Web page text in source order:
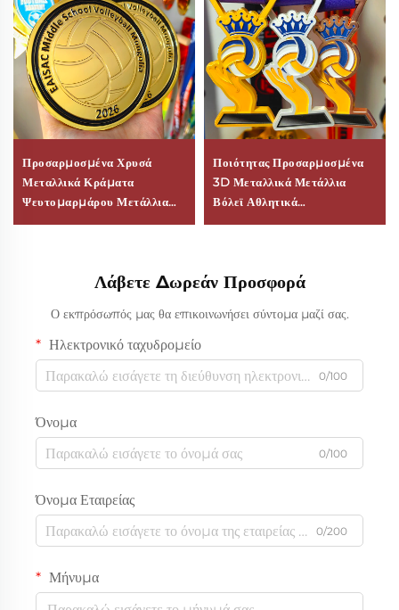
Προσαρμοσμένα Χρυσά
Μεταλλικά Κράματα
Ψευτομαρμάρου Μετάλλια
Λογότυπο Προσωποποίηση
Ποιότητας Προσαρμοσμένα
3D Μεταλλικά Μετάλλια
Βόλεϊ Αθλητικά
Ψευδαργύρου
Λάβετε Δωρεάν Προσφορά
Ο εκπρόσωπός μας θα επικοινωνήσει σύντομα μαζί σας.
Ηλεκτρονικό ταχυδρομείο
0/100
Όνομα
0/100
Όνομα Εταιρείας
0/200
Μήνυμα